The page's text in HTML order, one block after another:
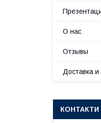
О нас
Отзывы
Доставка и
КОНТАКТИ